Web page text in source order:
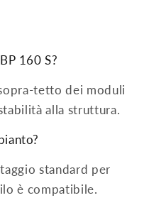
160 S?
tetto dei moduli
alla struttura.
standard per
è compatibile.